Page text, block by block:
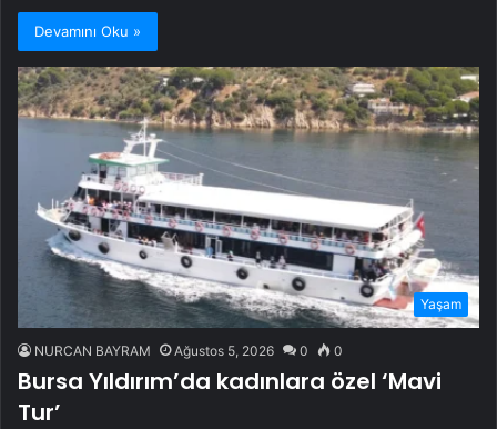
Devamını Oku »
Yaşam
NURCAN BAYRAM Ağustos 5, 2026 0 0
Bursa Yıldırım’da kadınlara özel ‘Mavi
Tur’